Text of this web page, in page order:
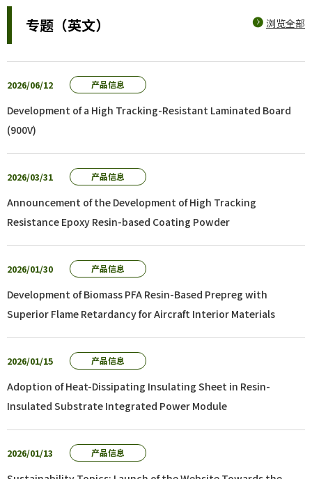
专题（英文） 浏览全部
2026/06/12 产品信息
Development of a High Tracking-Resistant Laminated Board
(900V)
2026/03/31 产品信息
Announcement of the Development of High Tracking
Resistance Epoxy Resin-based Coating Powder
2026/01/30 产品信息
Development of Biomass PFA Resin-Based Prepreg with
Superior Flame Retardancy for Aircraft Interior Materials
2026/01/15 产品信息
Adoption of Heat-Dissipating Insulating Sheet in Resin-
Insulated Substrate Integrated Power Module
2026/01/13 产品信息